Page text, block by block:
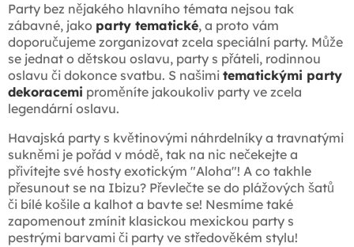
Party bez nějakého hlavního témata nejsou tak
zábavné, jako party tematické, a proto vám
doporučujeme zorganizovat zcela speciální party. Může
se jednat o dětskou oslavu, party s přáteli, rodinnou
oslavu či dokonce svatbu. S našimi tematickými party
dekoracemi proměníte jakoukoliv party ve zcela
legendární oslavu.
Havajská party s květinovými náhrdelníky a travnatými
sukněmi je pořád v módě, tak na nic nečekejte a
přivítejte své hosty exotickým "Aloha"! A co takhle
přesunout se na Ibizu? Převlečte se do plážových šatů
či bílé košile a kalhot a bavte se! Nesmíme také
zapomenout zmínit klasickou mexickou party s
pestrými barvami či party ve středověkém stylu!